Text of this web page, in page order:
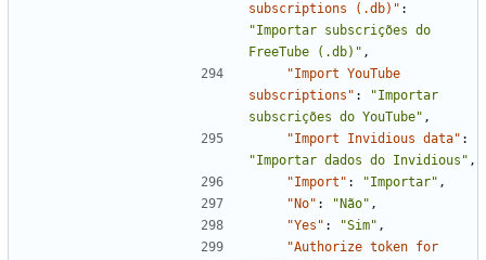
subscriptions (.db)" :
"Importar subscrições do
FreeTube (.db)" ,
"Import YouTube
subscriptions" :
"Importar
subscrições do YouTube" ,
"Import Invidious data" :
"Importar dados do Invidious" ,
"Import" : "Importar" ,
"No" : "Não" ,
"Yes" : "Sim" ,
"Authorize token for